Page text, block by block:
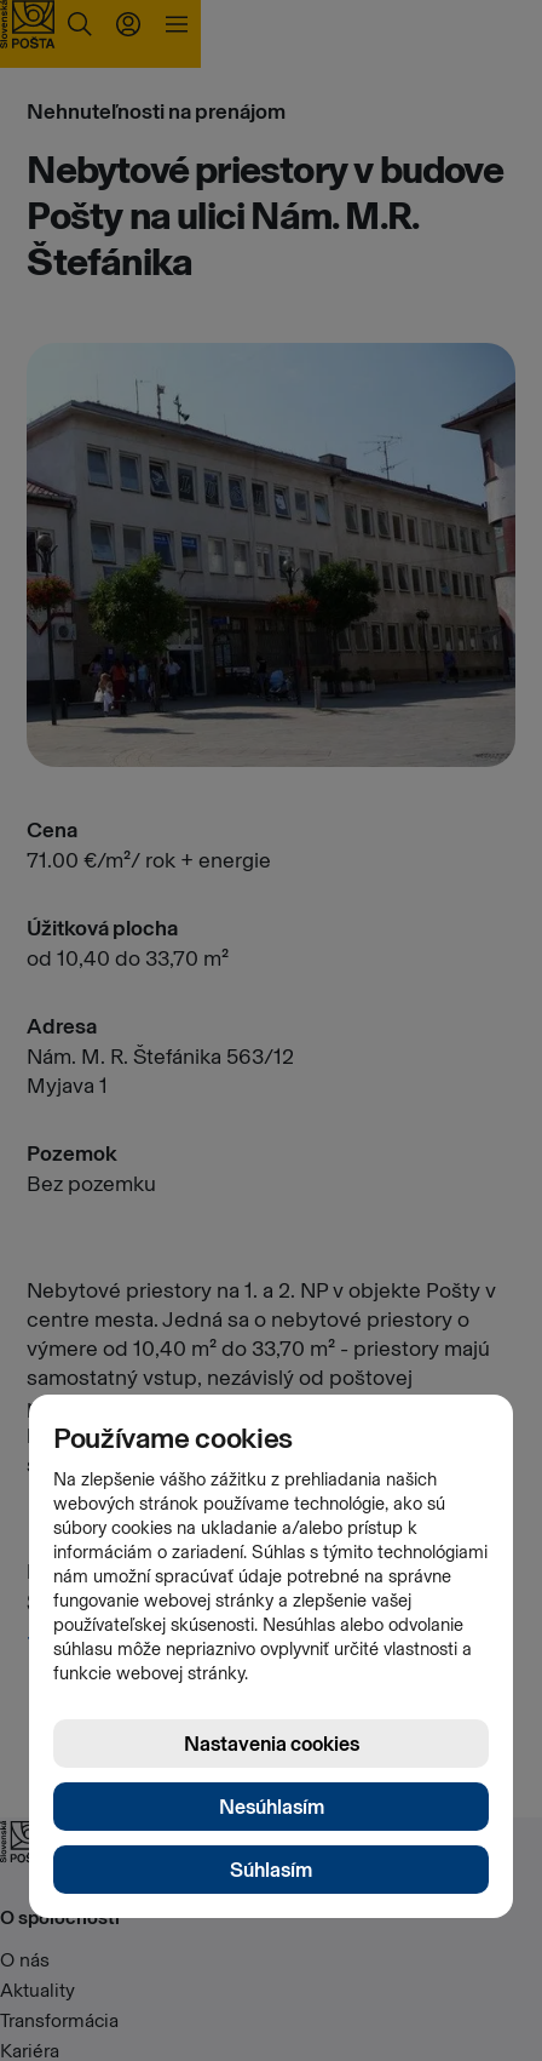
Prejsť na obsah
Nehnuteľnosti na prenájom
Nebytové priestory v budove
Pošty na ulici Nám. M.R.
Štefánika
Cena
71.00 €/m²/ rok + energie
Úžitková plocha
od 10,40 do 33,70 m²
Adresa
Nám. M. R. Štefánika 563/12
Myjava 1
Pozemok
Bez pozemku
Nebytové priestory na 1. a 2. NP v objekte Pošty v
centre mesta. Jedná sa o nebytové priestory o
výmere od 10,40 m² do 33,70 m² - priestory majú
samostatný vstup, nezávislý od poštovej
prevádzky. Vhodné na obchodné alebo
kancelárske účely mimo poskytovania finančných
služieb (poisťovníctvo, pôžičky, sporenie a pod.).
Kontakt
Šurjanska Katarína
+421 902 116 735
O spoločnosti
O nás
Aktuality
Transformácia
Kariéra